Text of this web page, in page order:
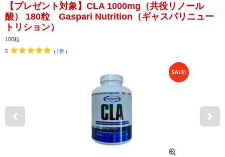
【プレゼント対象】CLA 1000mg（共役リノール
酸） 180粒 Gaspari Nutrition（ギャスパリニュー
トリション）
180粒
5
（1件）